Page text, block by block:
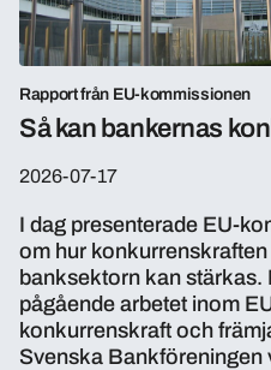
Rapport från EU-kommissionen
Så kan bankernas
2026-07-17
I dag presenterade EU-
om hur
banksektorn kan stärkas.
pågående arbetet inom
konkurrenskraft och
Svenska Bankföreningen